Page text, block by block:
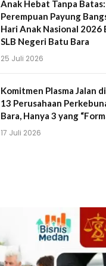
Anak Hebat Tanpa Batas:
Perempuan Payung
Hari Anak Nasional 2026
SLB Negeri Batu Bara
25 Juli 2026
Komitmen Plasma Jalan
13 Perusahaan
Bara, Hanya 3 yang
17 Juli 2026